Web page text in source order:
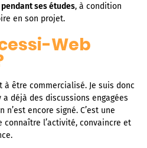
ses études, à condition
en son projet.
Web
à être commercialisé. Je suis donc
déjà des discussions engagées
encore signé. C’est une
l’activité, convaincre et